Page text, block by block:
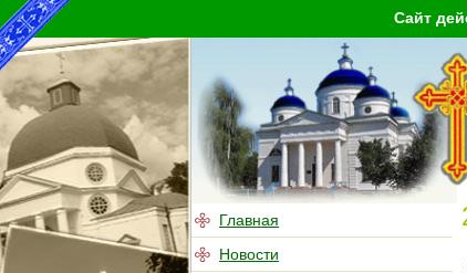
Сайт
Главная
Новости